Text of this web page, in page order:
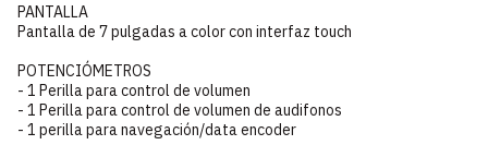
PANTALLA
Pantalla de 7 pulgadas a color con interfaz touch
POTENCIÓMETROS
- 1 Perilla para control de volumen
- 1 Perilla para control de volumen de audifonos
- 1 perilla para navegación/data encoder